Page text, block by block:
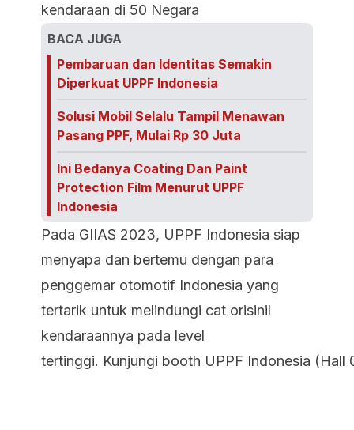
kendaraan di 50 Negara
BACA JUGA
Pembaruan dan Identitas Semakin
Diperkuat UPPF Indonesia
Solusi Mobil Selalu Tampil Menawan
Pasang PPF, Mulai Rp 30 Juta
Ini Bedanya Coating Dan Paint
Protection Film Menurut UPPF
Indonesia
Pada GIIAS 2023, UPPF Indonesia siap
menyapa dan bertemu dengan para
penggemar otomotif Indonesia yang
tertarik untuk melindungi cat orisinil
kendaraannya pada level
tertinggi. Kunjungi booth UPPF Indonesia (Hall